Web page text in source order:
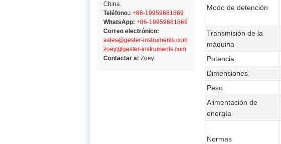
China.
Teléfono.: +86-19959681869
WhatsApp: +86-19959681869
Correo electrónico:
sales@gester-instruments.com
zoey@gester-instruments.com
Contactar a: Zoey
Modo de detención
Transmisión de la
máquina
Potencia
Dimensiones
Peso
Alimentación de
energía
Normas